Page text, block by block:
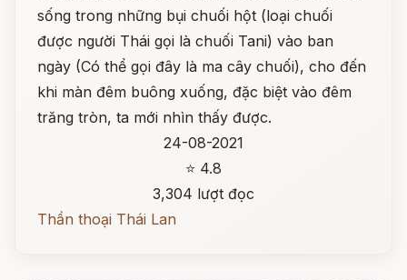
sống trong những bụi chuối hột (loại chuối
được người Thái gọi là chuối Tani) vào ban
ngày (Có thể gọi đây là ma cây chuối), cho đến
khi màn đêm buông xuống, đặc biệt vào đêm
trăng tròn, ta mới nhìn thấy được.
24-08-2021
⭐ 4.8
3,304 lượt đọc
Thần thoại Thái Lan